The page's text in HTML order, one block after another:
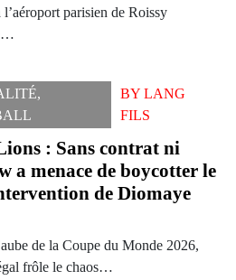
parisien de Roissy
,
BYLANG
FILS
: Sans contrat ni
a menace de boycotter le
de Diomaye
de la Coupe du Monde 2026,
frôle le chaos…